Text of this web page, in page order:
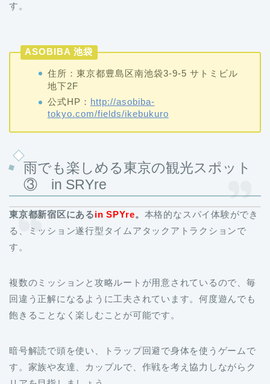
す。
ASOBIBA 池袋
住所：東京都豊島区南池袋3-9-5 サトミビル
地下2F
公式HP： http://asobiba-
tokyo.com/fields/ikebukuro
雨でも楽しめる東京の観光スポット
③ in SRYre
東京都新宿区にあるin SPYre。 本格的なスパイ体験ができ
る、ミッション遂行型タイムアタックアトラクションで
す。
複数のミッションと攻略ルートが用意されているので、毎
回違う正解になるように工夫されています。何度遊んでも
飽きることなく楽しむことが可能です。
暗号解読で頭を使い、トラップ回避で身体を使うゲームで
す。家族や友達、カップルで、作戦を考え協力しながらク